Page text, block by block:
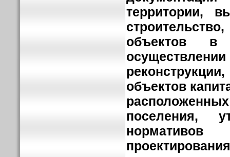
территории,
объектов в
объектов
поселения,
нормативов